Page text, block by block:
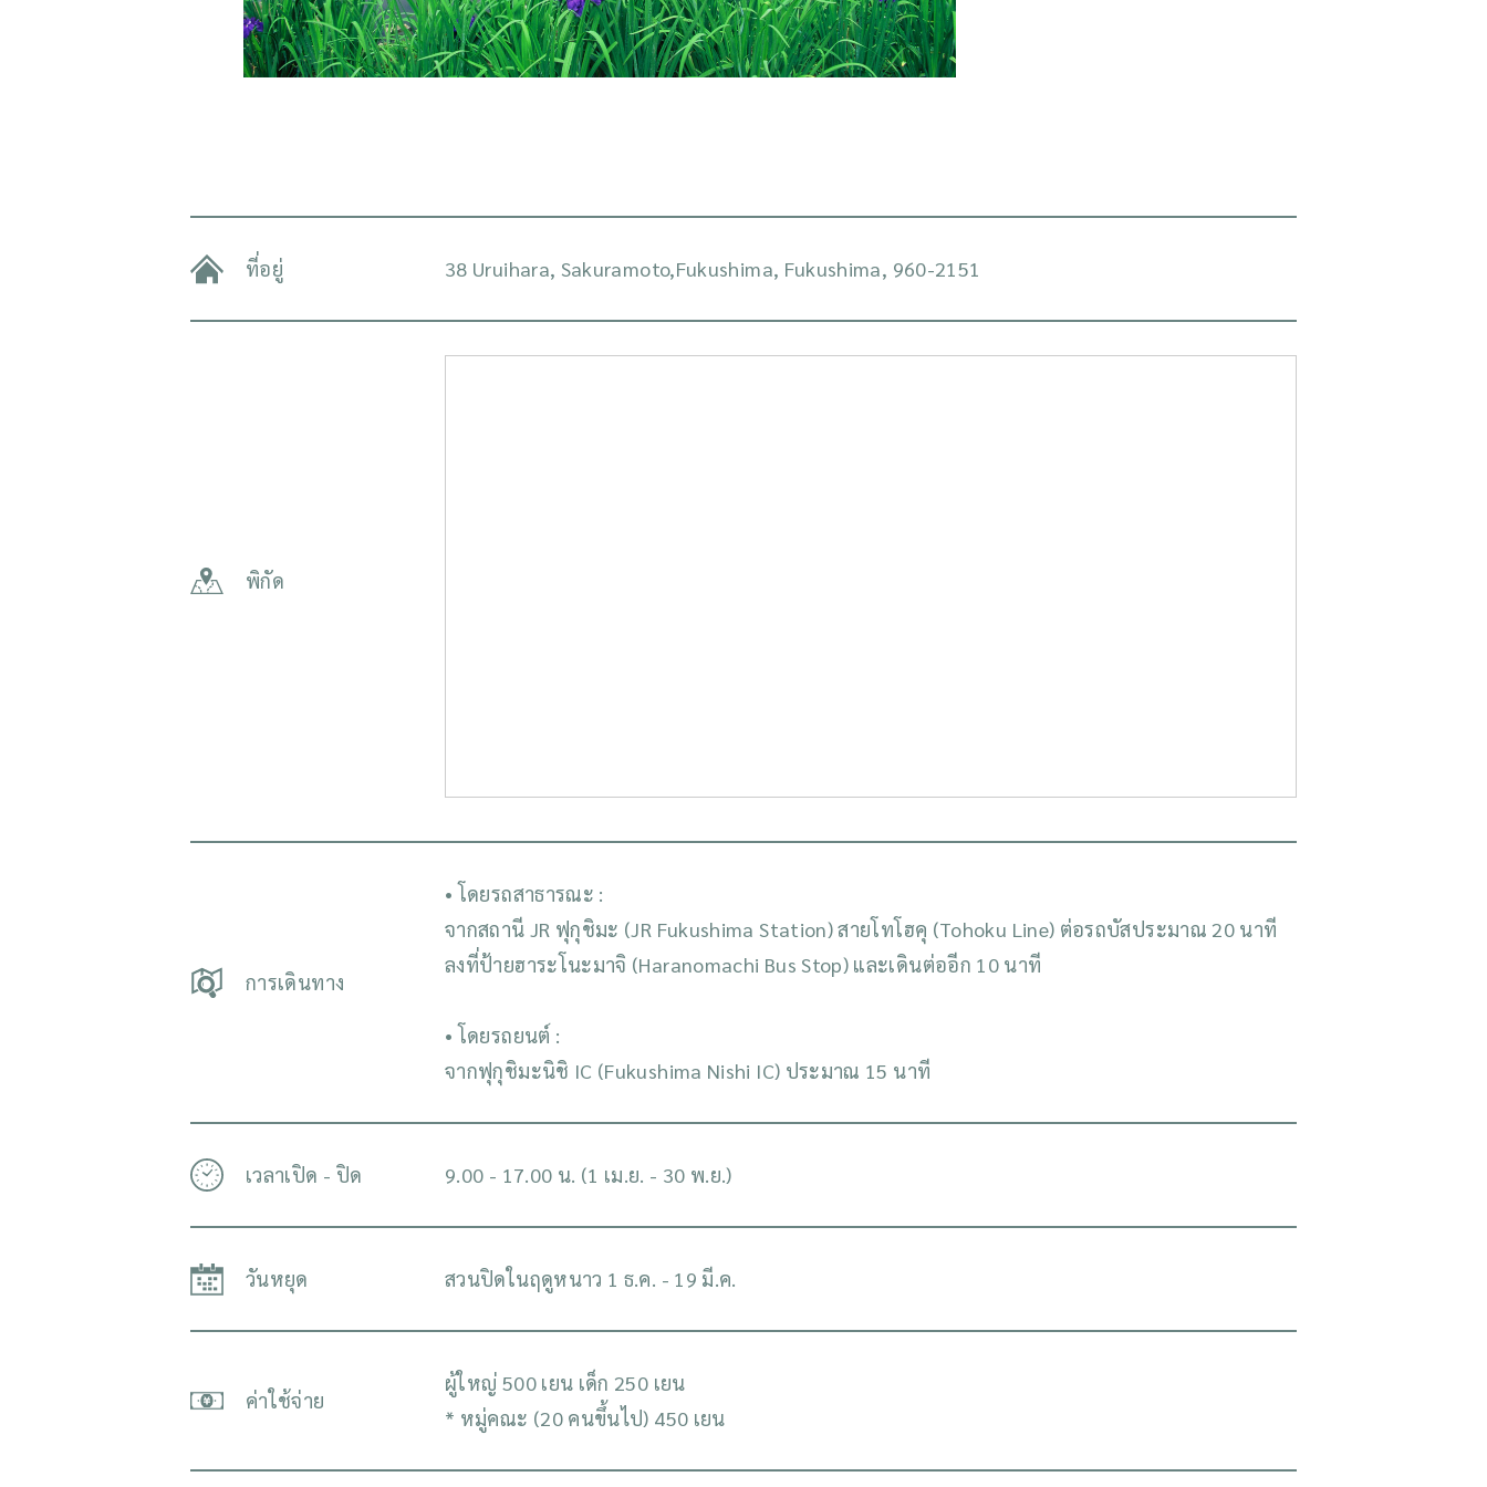
ที่อยู่ 38 Uruihara, Sakuramoto,Fukushima, Fukushima, 960-2151
พิกัด
การเดินทาง
• โดยรถสาธารณะ :
จากสถานี JR ฟุกุชิมะ (JR Fukushima Station) สายโทโฮคุ (Tohoku Line) ต่อรถบัสประมาณ 20 นาที
ลงที่ป้ายฮาระโนะมาจิ (Haranomachi Bus Stop) และเดินต่ออีก 10 นาที
• โดยรถยนต์ :
จากฟุกุชิมะนิชิ IC (Fukushima Nishi IC) ประมาณ 15 นาที
เวลาเปิด - ปิด 9.00 - 17.00 น. (1 เม.ย. - 30 พ.ย.)
วันหยุด สวนปิดในฤดูหนาว 1 ธ.ค. - 19 มี.ค.
ค่าใช้จ่าย
ผู้ใหญ่ 500 เยน เด็ก 250 เยน
* หมู่คณะ (20 คนขึ้นไป) 450 เยน